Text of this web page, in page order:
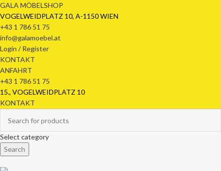
GALA MÖBELSHOP
VOGELWEIDPLATZ 10, A-1150 WIEN
+43 1 786 51 75
info@galamoebel.at
Login / Register
KONTAKT
ANFAHRT
+43 1 786 51 75
15., VOGELWEIDPLATZ 10
KONTAKT
Select category
Search